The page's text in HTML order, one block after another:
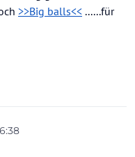
>>Big balls<< ......für